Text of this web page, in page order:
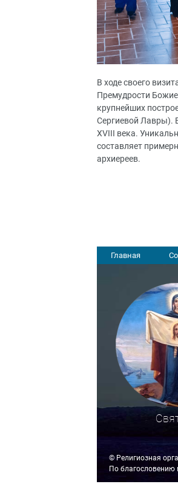
В ходе своего
Премудрости
крупнейших
Сергиевой Лавры).
XVIII века.
составляет
архиереев.
Главная
© Религиозная
По благословению